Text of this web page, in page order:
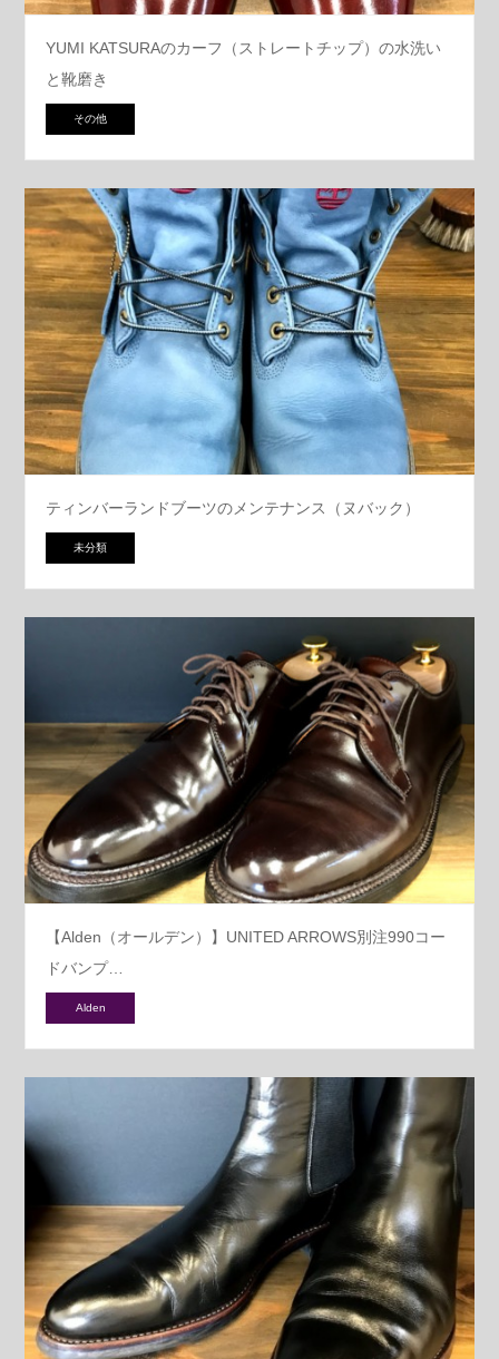
YUMI KATSURAのカーフ（ストレートチップ）の水洗い
と靴磨き
その他
ティンバーランドブーツのメンテナンス（ヌバック）
未分類
【Alden（オールデン）】UNITED ARROWS別注990コー
ドバンプ…
Alden